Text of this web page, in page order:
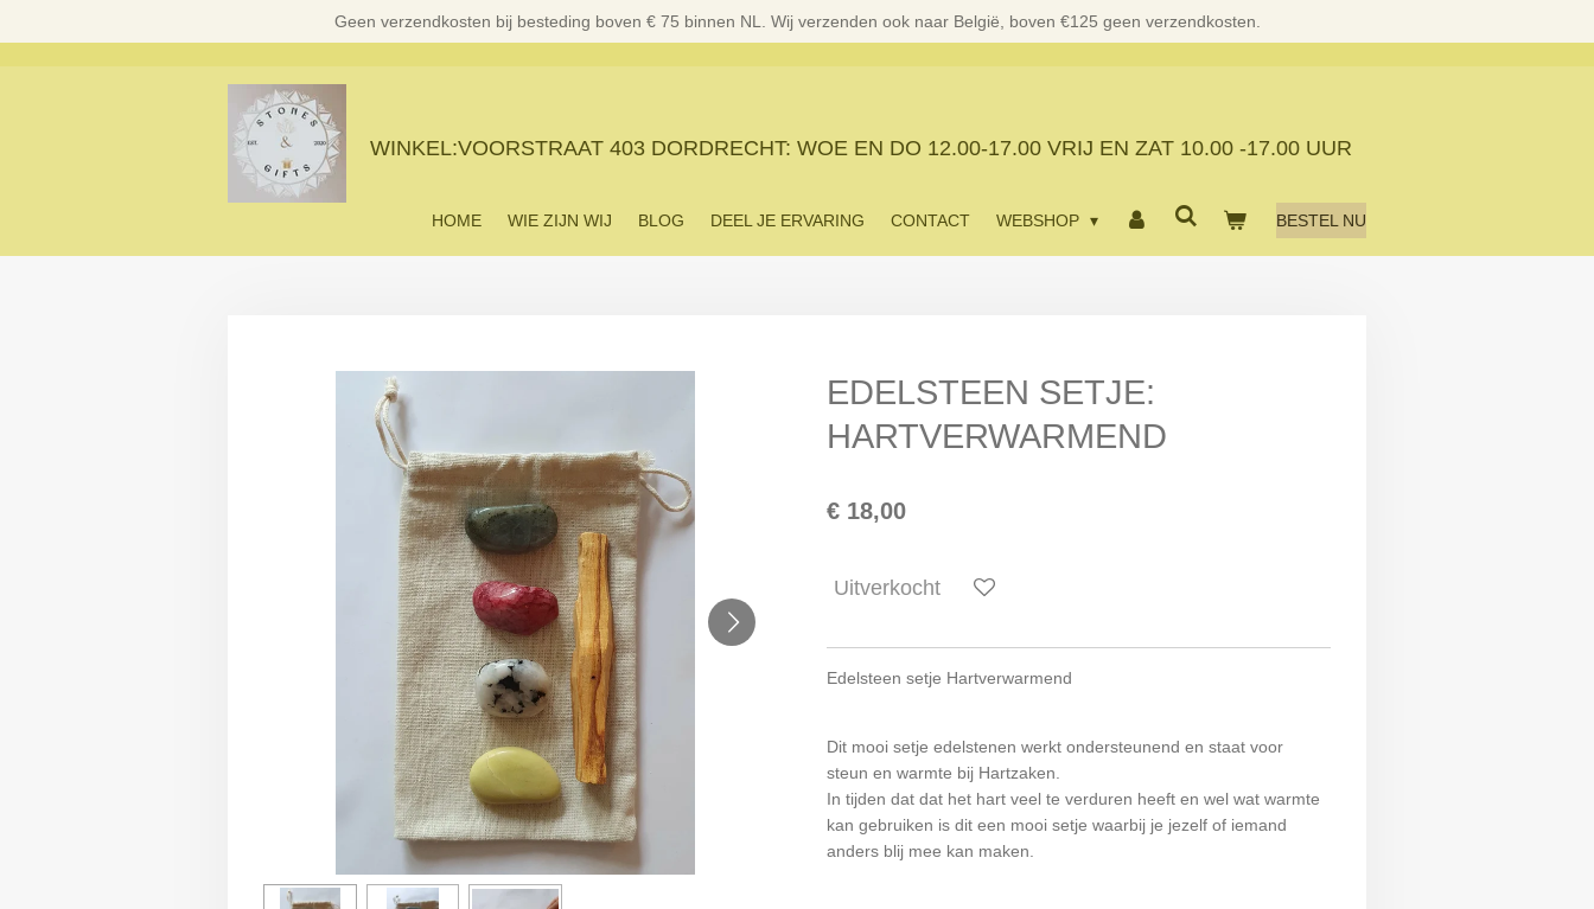
Geen verzendkosten bij besteding boven € 75 binnen NL. Wij verzenden ook naar België, boven €125 geen verzendkosten.
WINKEL:VOORSTRAAT 403 DORDRECHT: WOE EN DO 12.00-17.00 VRIJ EN ZAT 10.00 -17.00 UUR
HOME WIE ZIJN WIJ BLOG DEEL JE ERVARING CONTACT WEBSHOP BESTEL NU
EDELSTEEN SETJE:
HARTVERWARMEND
€ 18,00
Uitverkocht
Edelsteen setje Hartverwarmend
Dit mooi setje edelstenen werkt ondersteunend en staat voor
steun en warmte bij Hartzaken.
In tijden dat dat het hart veel te verduren heeft en wel wat warmte
kan gebruiken is dit een mooi setje waarbij je jezelf of iemand
anders blij mee kan maken.